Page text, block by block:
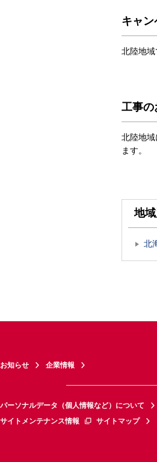
キャン
北陸地域
工事の
北陸地
ます。
地
北
お知らせ 企業情報
パーソナルデータ（個人情報など）について
サイトメンテナンス情報
サイトマップ